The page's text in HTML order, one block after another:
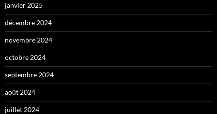
janvier 2025
décembre 2024
novembre 2024
octobre 2024
septembre 2024
août 2024
juillet 2024